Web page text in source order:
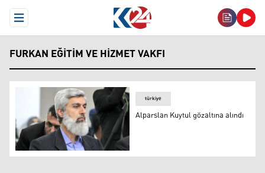
Open Menu
FURKAN EĞITIM VE HIZMET VAKFI
Alparslan Kuytul
türkiye
Alparslan Kuytul gözaltına alındı